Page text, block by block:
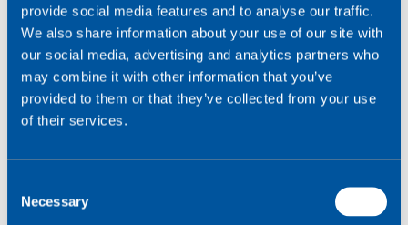
provide social media features and to analyse our traffic.
We also share information about your use of our site with
our social media, advertising and analytics partners who
may combine it with other information that you’ve
provided to them or that they’ve collected from your use
of their services.
Necessary
Lage, seinen Kunden eine intelligente Zwei-Wege-
Konnektivität zu bieten, die sicherstellt, dass alle
Daten, die von den Lösungen für einsame Mitarbeiter
generiert werden, stets sicher sind.